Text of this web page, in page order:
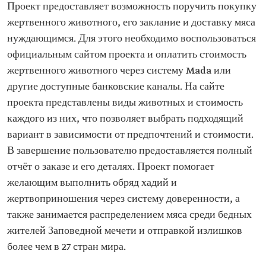
Проект предоставляет возможность поручить покупку
жертвенного животного, его заклание и доставку мяса
нуждающимся. Для этого необходимо воспользоваться
официальным сайтом проекта и оплатить стоимость
жертвенного животного через систему Mada или
другие доступные банковские каналы. На сайте
проекта представлены виды животных и стоимость
каждого из них, что позволяет выбрать подходящий
вариант в зависимости от предпочтений и стоимости.
В завершение пользователю предоставляется полный
отчёт о заказе и его деталях. Проект помогает
желающим выполнить обряд хадий и
жертвоприношения через систему доверенности, а
также занимается распределением мяса среди бедных
жителей Заповедной мечети и отправкой излишков
более чем в 27 стран мира.